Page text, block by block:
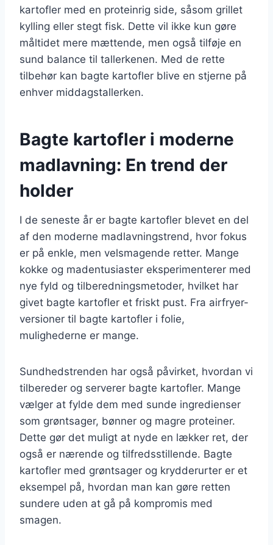
kartofler med en proteinrig side, såsom grillet
kylling eller stegt fisk. Dette vil ikke kun gøre
måltidet mere mættende, men også tilføje en
sund balance til tallerkenen. Med de rette
tilbehør kan bagte kartofler blive en stjerne på
enhver middagstallerken.
Bagte kartofler i moderne
madlavning: En trend der
holder
I de seneste år er bagte kartofler blevet en del
af den moderne madlavningstrend, hvor fokus
er på enkle, men velsmagende retter. Mange
kokke og madentusiaster eksperimenterer med
nye fyld og tilberedningsmetoder, hvilket har
givet bagte kartofler et friskt pust. Fra airfryer-
versioner til bagte kartofler i folie,
mulighederne er mange.
Sundhedstrenden har også påvirket, hvordan vi
tilbereder og serverer bagte kartofler. Mange
vælger at fylde dem med sunde ingredienser
som grøntsager, bønner og magre proteiner.
Dette gør det muligt at nyde en lækker ret, der
også er nærende og tilfredsstillende. Bagte
kartofler med grøntsager og krydderurter er et
eksempel på, hvordan man kan gøre retten
sundere uden at gå på kompromis med
smagen.